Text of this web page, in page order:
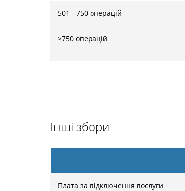
501 - 750 операцій
>750 операцій
Інші збори
Плата за підключення послуги